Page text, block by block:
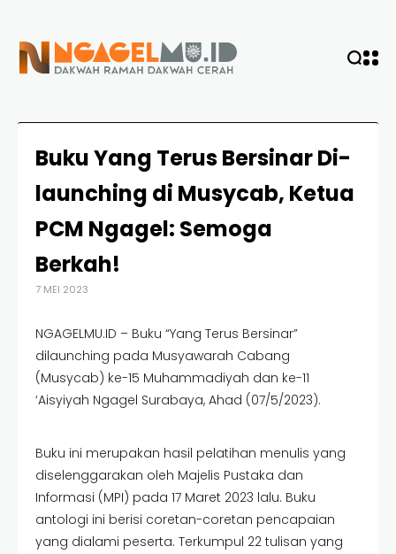
Buku Yang Terus Bersinar Di-
launching di Musycab, Ketua
PCM Ngagel: Semoga
Berkah!
7 MEI 2023
NGAGELMU.ID – Buku “Yang Terus Bersinar”
dilaunching pada Musyawarah Cabang
(Musycab) ke-15 Muhammadiyah dan ke-11
‘Aisyiyah Ngagel Surabaya, Ahad (07/5/2023).
Buku ini merupakan hasil pelatihan menulis yang
diselenggarakan oleh Majelis Pustaka dan
Informasi (MPI) pada 17 Maret 2023 lalu. Buku
antologi ini berisi coretan-coretan pencapaian
yang dialami peserta. Terkumpul 22 tulisan yang